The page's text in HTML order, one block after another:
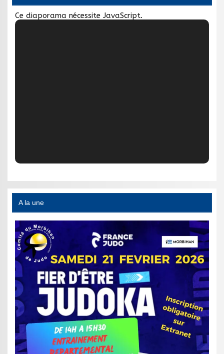
Ce diaporama nécessite JavaScript.
A la une